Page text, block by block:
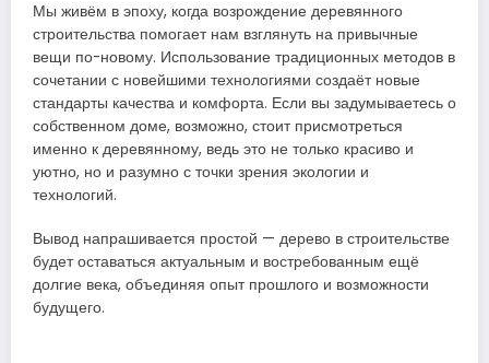
Мы живём в эпоху, когда возрождение деревянного
строительства помогает нам взглянуть на привычные
вещи по-новому. Использование традиционных методов в
сочетании с новейшими технологиями создаёт новые
стандарты качества и комфорта. Если вы задумываетесь о
собственном доме, возможно, стоит присмотреться
именно к деревянному, ведь это не только красиво и
уютно, но и разумно с точки зрения экологии и
технологий.
Вывод напрашивается простой — дерево в строительстве
будет оставаться актуальным и востребованным ещё
долгие века, объединяя опыт прошлого и возможности
будущего.